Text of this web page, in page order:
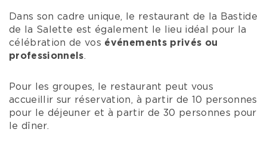
Dans son cadre unique, le restaurant de la Bastide
de la Salette est également le lieu idéal pour la
célébration de vos événements privés ou
professionnels.
Pour les groupes, le restaurant peut vous
accueillir sur réservation, à partir de 10 personnes
pour le déjeuner et à partir de 30 personnes pour
le dîner.